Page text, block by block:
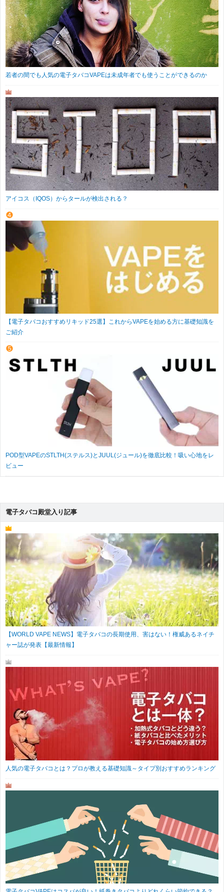
若者の間でも人気の電子タバコVAPEは未成年者でも使うことができるのか
アイコス（IQOS）からタールが検出される？
【電子タバコおすすめリキッド25選】これからVAPEを始める方に基礎知識を
ご紹介
POD型VAPEのSTLTH(ステルス)とJUUL(ジュール)を徹底比較！吸い心地をレ
ビュー
電子タバコ殿堂入り記事
【WORLD VAPE NEWS】電子タバコの長期使用、害はない！権威あるネイチ
ャー誌が発表【最新情報】
人気の電子タバコとは？プロが教える基礎知識～タイプ別おすすめランキング